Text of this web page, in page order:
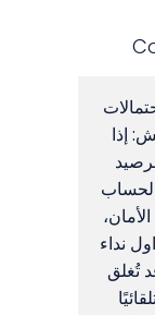
إذا
نداء
تُغلق